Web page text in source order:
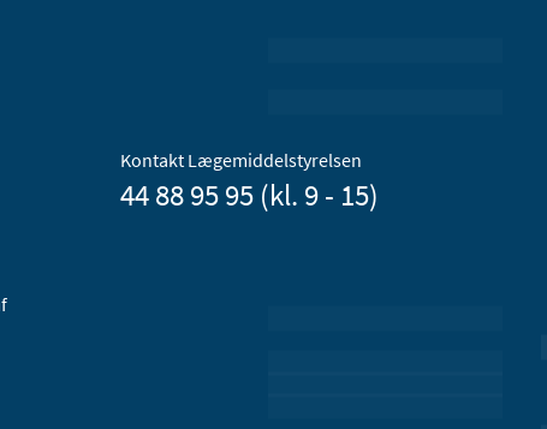
Kontakt Lægemiddelstyrelsen
44 88 95 95 (kl. 9 - 15)